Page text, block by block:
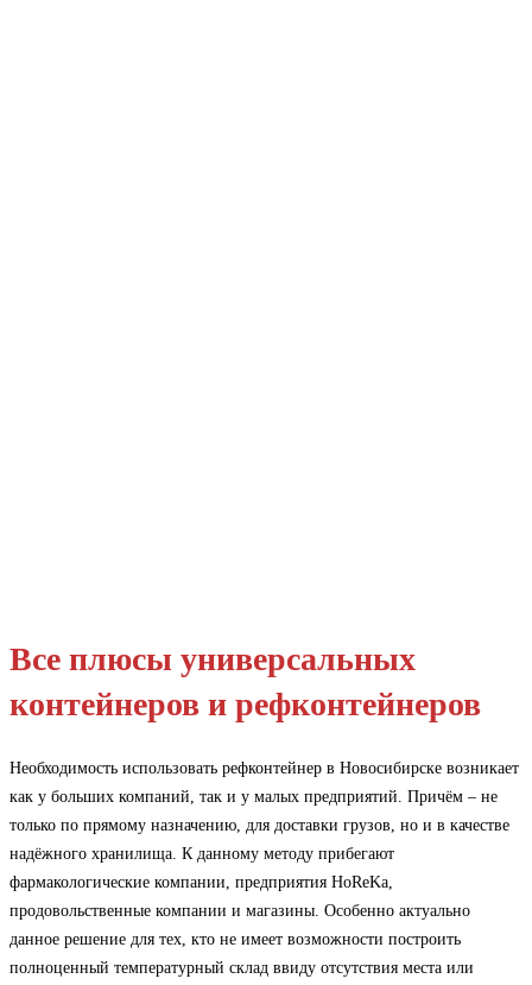
Все плюсы универсальных
контейнеров и рефконтейнеров
Необходимость использовать рефконтейнер в Новосибирске возникает
как у больших компаний, так и у малых предприятий. Причём – не
только по прямому назначению, для доставки грузов, но и в качестве
надёжного хранилища. К данному методу прибегают
фармакологические компании, предприятия HoReKa,
продовольственные компании и магазины. Особенно актуально
данное решение для тех, кто не имеет возможности построить
полноценный температурный склад ввиду отсутствия места или